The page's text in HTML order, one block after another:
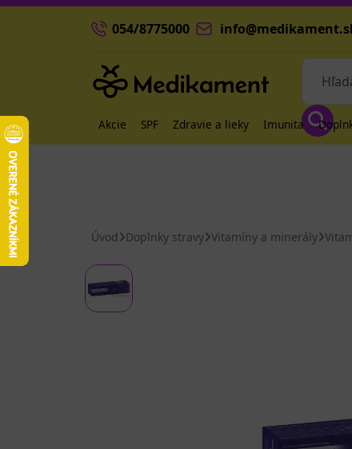
054/8775000
Akcie SPF Zdravie a lieky Imunita
Úvod Doplnky stravy Vitamíny a minerály